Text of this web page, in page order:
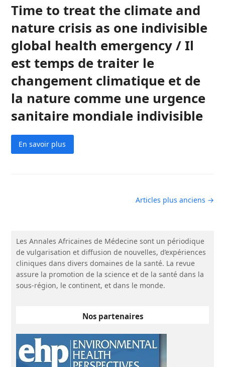
Time to treat the climate and
nature crisis as one indivisible
global health emergency / Il
est temps de traiter le
changement climatique et de
la nature comme une urgence
sanitaire mondiale indivisible
En savoir plus
Articles plus anciens →
Les Annales Africaines de Médecine sont un périodique
de vulgarisation et diffusion de nouvelles, d’expériences
cliniques dans divers domaines de la santé. La revue
assure la promotion de la science et de la santé dans la
sous-région, le continent, et dans le monde.
Nos partenaires